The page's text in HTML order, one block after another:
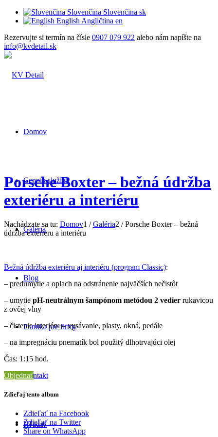
Slovenčina Slovenčina sk
English Angličtina en
Rezervujte si termín na čísle 0907 079 922 alebo nám napíšte na
info@kvdetail.sk
Domov
Cenník služieb
Galéria
Blog
Ponuka pre firmy
Kontakt
Hľadať
Porsche Boxter – bežná údržba
exteriéru a interiéru
Nachádzate sa tu: Domov1 / Galéria2 / Porsche Boxter – bežná
údržba exteriéru a interiéru
Bežná údržba exteriéru aj interiéru (program Classic):
– predumytie a oplach na odstránenie najväčších nečistôt
– umytie pH-neutrálnym šampónom metódou 2 vedier rukavicou
z ovčej vlny
– čistenie interiéru – vysávanie, plasty, okná, pedále
– na impregnáciu pnematík bol použitý dlhotrvajúci olej
Čas: 1:15 hod.
Objednať
Zdieľaj tento album
Zdieľať na Facebook
Zdieľať na Twitter
Share on WhatsApp